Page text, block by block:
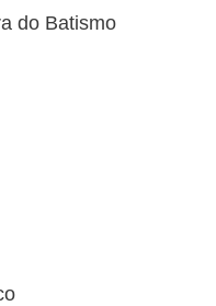
do Batismo